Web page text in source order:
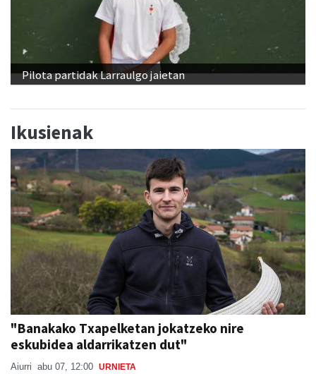
Pilota partidak Larraulgo jaietan
Ikusienak
"Banakako Txapelketan jokatzeko nire
eskubidea aldarrikatzen dut"
Aiurri abu 07, 12:00 URNIETA